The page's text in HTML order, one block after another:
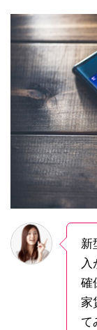
新
入
確
家
て